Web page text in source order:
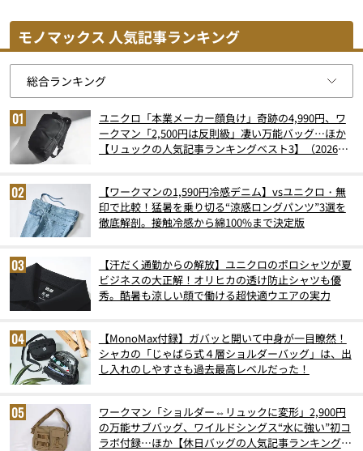
モノマックス 人気記事ランキング
ユニクロ「本業メーカー顔負け」奇跡の4,990円、ワ
ークマン「2,500円は反則級」凄い万能バッグ…ほか
【リュックの人気記事ランキングベスト3】（2026年
【ワークマンの1,590円冷感デニム】vsユニクロ・無
印で比較！猛暑を乗り切る“涼感ロングパンツ”3選を
徹底解剖。接触冷感から綿100%まで決定版
【汗だく通勤からの解放】ユニクロのポロシャツが夏
ビジネスの大正解！オリヒカの透け防止シャツも優
秀。酷暑も涼しい顔で働ける超快適ウエアの実力
【MonoMax付録】ガバッと開いて中身が一目瞭然！
シャカの「じゃばら式４層ショルダーバッグ」は、出
し入れのしやすさも過去最高レベルだった！
ワークマン「ショルダー⇔リュックに変形」2,900円
の万能サブバッグ、ワイルドシングス“水に強い”初コ
ラボ付録…ほか【休日バッグの人気記事ランキングベ